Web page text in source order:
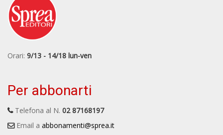
Orari: 9/13 - 14/18 lun-ven
Per abbonarti
Telefona al N. 02 87168197
Email a abbonamenti@sprea.it